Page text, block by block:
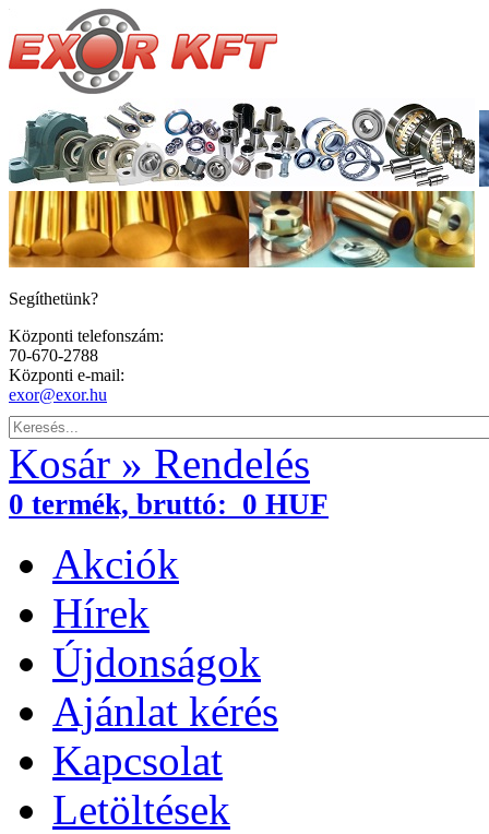
Segíthetünk?
Központi telefonszám:
70-670-2788
Központi e-mail:
exor@exor.hu
Kosár » Rendelés
0 termék, bruttó: 0 HUF
Akciók
Hírek
Újdonságok
Ajánlat kérés
Kapcsolat
Letöltések